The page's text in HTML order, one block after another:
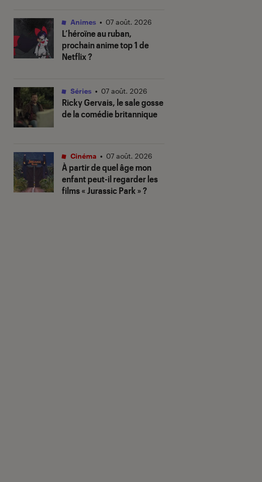
L’héroïne au ruban,
prochain anime top 1 de
Netflix ?
Animes • 07 août. 2026
Ricky Gervais, le sale gosse
de la comédie britannique
Séries • 07 août. 2026
À partir de quel âge mon
enfant peut-il regarder les
films « Jurassic Park » ?
Cinéma • 07 août. 2026